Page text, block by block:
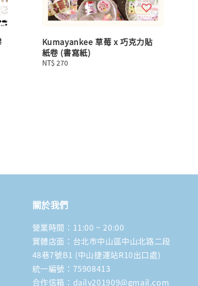
Kumayankee 草莓 x 巧克力貼
紙卷 (書寫紙)
Regular
NT$ 270
關於我們
營業時間：11:00 ~ 20:00
實體店面：台北市中山區中山北路二段
48巷7號B1 (中山捷運站R10出口處)
統一編號：75908413
合作信箱：daily201909@gmail.com